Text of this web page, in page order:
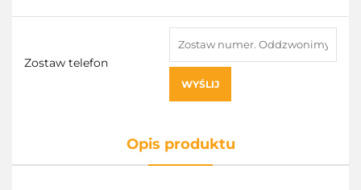
Zostaw telefon
WYŚLIJ
Opis produktu